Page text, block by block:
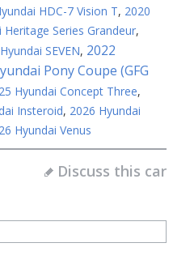
HDC-7 Vision T, 2020
Heritage Series Grandeur,
SEVEN, 2022
Pony Coupe (GFG
Hyundai Concept Three,
Insteroid, 2026 Hyundai
Hyundai Venus
Discuss this car